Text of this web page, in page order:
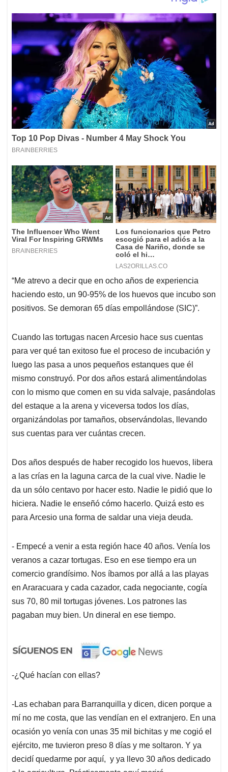
“Me atrevo a decir que en ocho años de experiencia
haciendo esto, un 90-95% de los huevos que incubo son
positivos. Se demoran 65 días empollándose (SIC)”.
Cuando las tortugas nacen Arcesio hace sus cuentas
para ver qué tan exitoso fue el proceso de incubación y
luego las pasa a unos pequeños estanques que él
mismo construyó. Por dos años estará alimentándolas
con lo mismo que comen en su vida salvaje, pasándolas
del estaque a la arena y viceversa todos los días,
organizándolas por tamaños, observándolas, llevando
sus cuentas para ver cuántas crecen.
Dos años después de haber recogido los huevos, libera
a las crías en la laguna carca de la cual vive. Nadie le
da un sólo centavo por hacer esto. Nadie le pidió que lo
hiciera. Nadie le enseñó cómo hacerlo. Quizá esto es
para Arcesio una forma de saldar una vieja deuda.
- Empecé a venir a esta región hace 40 años. Venía los
veranos a cazar tortugas. Eso en ese tiempo era un
comercio grandísimo. Nos íbamos por allá a las playas
en Araracuara y cada cazador, cada negociante, cogía
sus 70, 80 mil tortugas jóvenes. Los patrones las
pagaban muy bien. Un dineral en ese tiempo.
-¿Qué hacían con ellas?
-Las echaban para Barranquilla y dicen, dicen porque a
mí no me costa, que las vendían en el extranjero. En una
ocasión yo venía con unas 35 mil bichitas y me cogió el
ejército, me tuvieron preso 8 días y me soltaron. Y ya
decidí quedarme por aquí, y ya llevo 30 años dedicado